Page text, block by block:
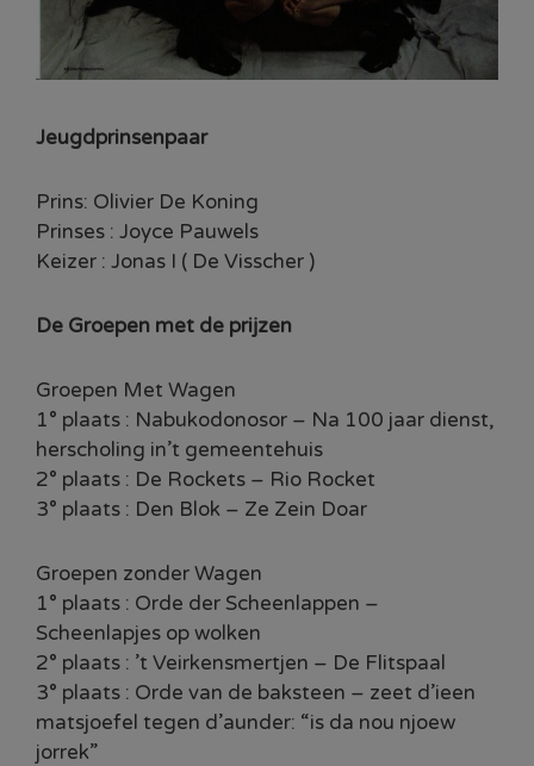
Jeugdprinsenpaar
Prins: Olivier De Koning
Prinses : Joyce Pauwels
Keizer : Jonas I ( De Visscher )
De Groepen met de prijzen
Groepen Met Wagen
1° plaats : Nabukodonosor – Na 100 jaar dienst,
herscholing in’t gemeentehuis
2° plaats : De Rockets – Rio Rocket
3° plaats : Den Blok – Ze Zein Doar
Groepen zonder Wagen
1° plaats : Orde der Scheenlappen –
Scheenlapjes op wolken
2° plaats : ’t Veirkensmertjen – De Flitspaal
3° plaats : Orde van de baksteen – zeet d’ieen
matsjoefel tegen d’aunder: “is da nou njoew
jorrek”